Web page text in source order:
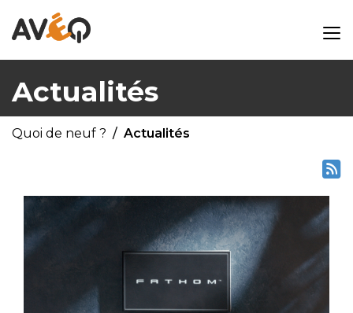
Actualités
Quoi de neuf ? Actualités